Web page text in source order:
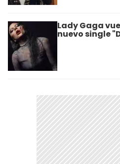
Lady Gaga
nuevo single